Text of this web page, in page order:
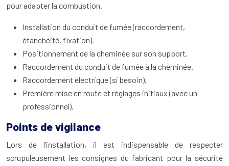
pour adapter la combustion.
Installation du conduit de fumée (raccordement,
étanchéité, fixation).
Positionnement de la cheminée sur son support.
Raccordement du conduit de fumée à la cheminée.
Raccordement électrique (si besoin).
Première mise en route et réglages initiaux (avec un
professionnel).
Points de vigilance
Lors de l’installation, il est indispensable de respecter
scrupuleusement les consignes du fabricant pour la sécurité